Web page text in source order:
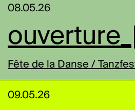
08.05.26
Fête de la Danse /
09.05.26